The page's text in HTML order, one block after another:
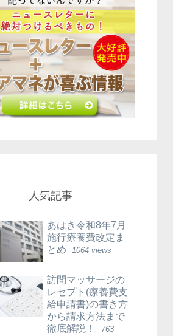
人気記事
あはき令和8年7月
施行療養費改定ま
とめ
1064 views
訪問マッサージの
レセプト(療養費支
給申請書)の書き方
から請求方法まで
徹底解説！
763